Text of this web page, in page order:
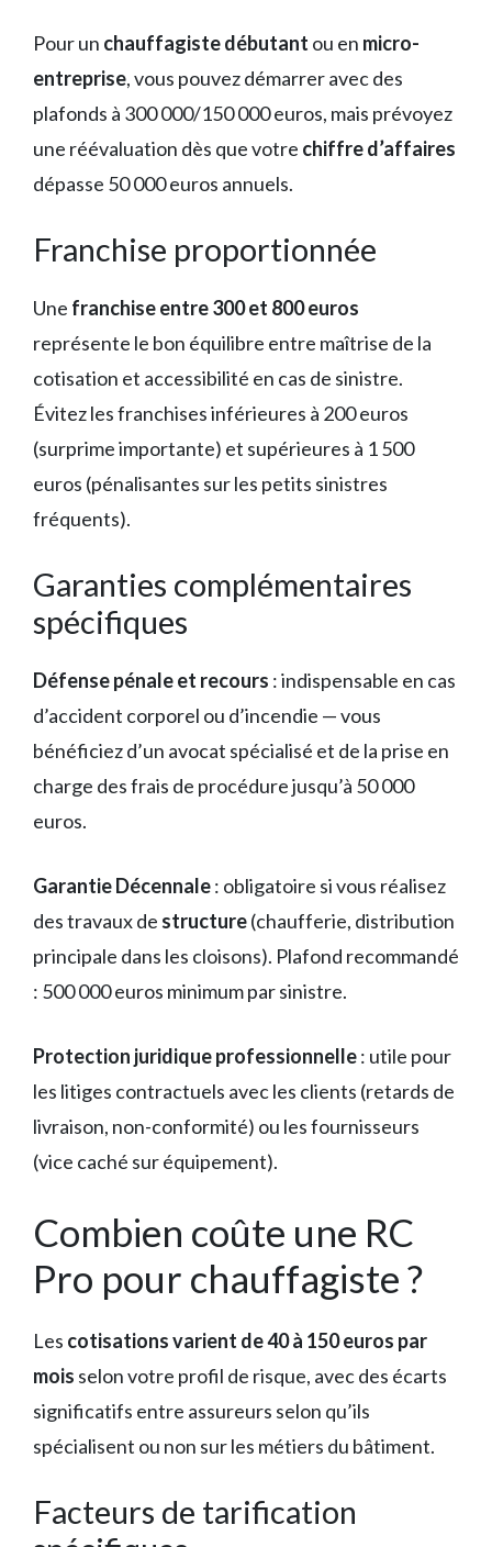
Pour un chauffagiste débutant ou en micro-
entreprise, vous pouvez démarrer avec des
plafonds à 300 000/150 000 euros, mais prévoyez
une réévaluation dès que votre chiffre d’affaires
dépasse 50 000 euros annuels.
Franchise proportionnée
Une franchise entre 300 et 800 euros
représente le bon équilibre entre maîtrise de la
cotisation et accessibilité en cas de sinistre.
Évitez les franchises inférieures à 200 euros
(surprime importante) et supérieures à 1 500
euros (pénalisantes sur les petits sinistres
fréquents).
Garanties complémentaires
spécifiques
Défense pénale et recours : indispensable en cas
d’accident corporel ou d’incendie — vous
bénéficiez d’un avocat spécialisé et de la prise en
charge des frais de procédure jusqu’à 50 000
euros.
Garantie Décennale: obligatoire si vous réalisez
des travaux de structure(chaufferie, distribution
principale dans les cloisons). Plafond recommandé
: 500 000 euros minimum par sinistre.
Protection juridique professionnelle: utile pour
les litiges contractuels avec les clients (retards de
livraison, non-conformité) ou les fournisseurs
(vice caché sur équipement).
Combien coûte une RC
Pro pour chauffagiste ?
Les cotisations varient de 40 à 150 euros par
mois selon votre profil de risque, avec des écarts
significatifs entre assureurs selon qu’ils
spécialisent ou non sur les métiers du bâtiment.
Facteurs de tarification